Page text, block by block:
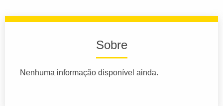
Sobre
Nenhuma informação disponível ainda.